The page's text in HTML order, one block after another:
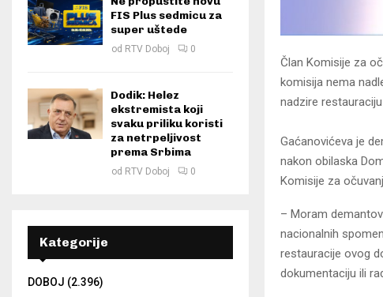
Član Komisije za
komisija nema
nadzire
Gaćanovićeva je
nakon obilaska
Komisije za
– Moram
nacionalnih
restauracije ovog
dokumentaciju ili
FIS Plus sedmicu za
super uštede
od RTV Doboj 0
Dodik: Helez
ekstremista koji
svaku priliku koristi
za netrpeljivost
prema Srbima
od RTV Doboj 0
Kategorije
DOBOJ (2.396)